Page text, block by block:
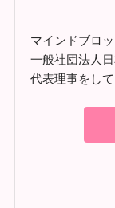
マインドブロ
一般社団法人
代表理事をして